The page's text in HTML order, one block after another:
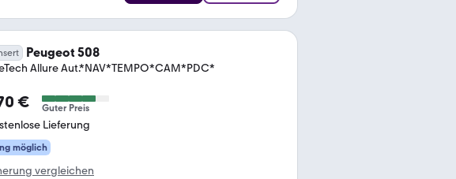
Peugeot 508
Allure Aut.*NAV*TEMPO*CAM*PDC*
€ Guter Preis
Lieferung
möglich
vergleichen